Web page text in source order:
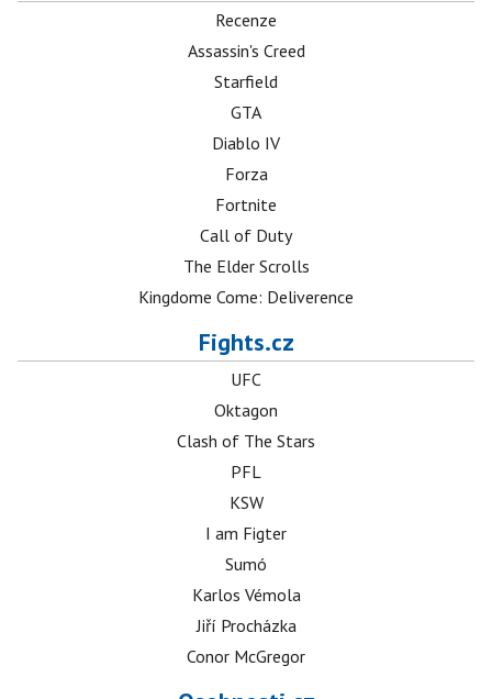
Recenze
Assassin's Creed
Starfield
GTA
Diablo IV
Forza
Fortnite
Call of Duty
The Elder Scrolls
Kingdome Come: Deliverence
Fights.cz
UFC
Oktagon
Clash of The Stars
PFL
KSW
I am Figter
Sumó
Karlos Vémola
Jiří Procházka
Conor McGregor